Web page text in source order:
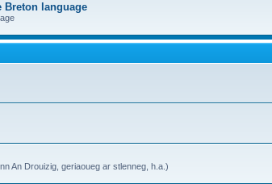
Breton language
An Drouizig, geriaoueg ar stlenneg, h.a.)